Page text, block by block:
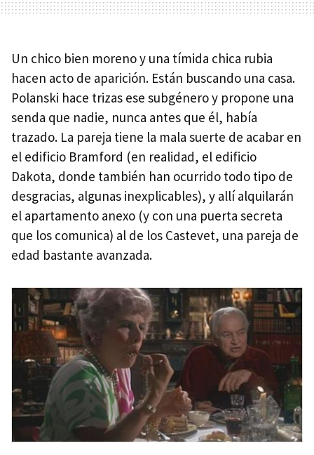
Un chico bien moreno y una tímida chica rubia
hacen acto de aparición. Están buscando una casa.
Polanski hace trizas ese subgénero y propone una
senda que nadie, nunca antes que él, había
trazado. La pareja tiene la mala suerte de acabar en
el edificio Bramford (en realidad, el edificio
Dakota, donde también han ocurrido todo tipo de
desgracias, algunas inexplicables), y allí alquilarán
el apartamento anexo (y con una puerta secreta
que los comunica) al de los Castevet, una pareja de
edad bastante avanzada.